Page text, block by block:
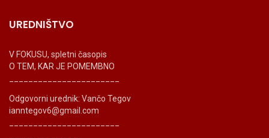
UREDNIŠTVO
V FOKUSU, spletni časopis
O TEM, KAR JE POMEMBNO
Odgovorni urednik: Vančo Tegov
ianntegov6@gmail.com